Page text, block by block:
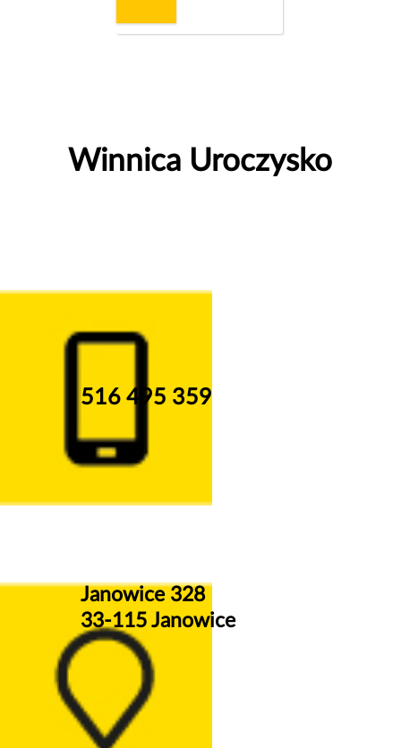
Winnica Uroczysko
516 495 359
Janowice 328
33-115 Janowice